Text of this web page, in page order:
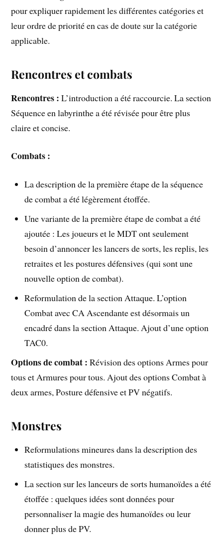
pour expliquer rapidement les différentes catégories et
leur ordre de priorité en cas de doute sur la catégorie
applicable.
Rencontres et combats
Rencontres : L’introduction a été raccourcie. La section
Séquence en labyrinthe a été révisée pour être plus
claire et concise.
Combats :
La description de la première étape de la séquence
de combat a été légèrement étoffée.
Une variante de la première étape de combat a été
ajoutée : Les joueurs et le MDT ont seulement
besoin d’annoncer les lancers de sorts, les replis, les
retraites et les postures défensives (qui sont une
nouvelle option de combat).
Reformulation de la section Attaque. L’option
Combat avec CA Ascendante est désormais un
encadré dans la section Attaque. Ajout d’une option
TAC0.
Options de combat : Révision des options Armes pour
tous et Armures pour tous. Ajout des options Combat à
deux armes, Posture défensive et PV négatifs.
Monstres
Reformulations mineures dans la description des
statistiques des monstres.
La section sur les lanceurs de sorts humanoïdes a été
étoffée : quelques idées sont données pour
personnaliser la magie des humanoïdes ou leur
donner plus de PV.